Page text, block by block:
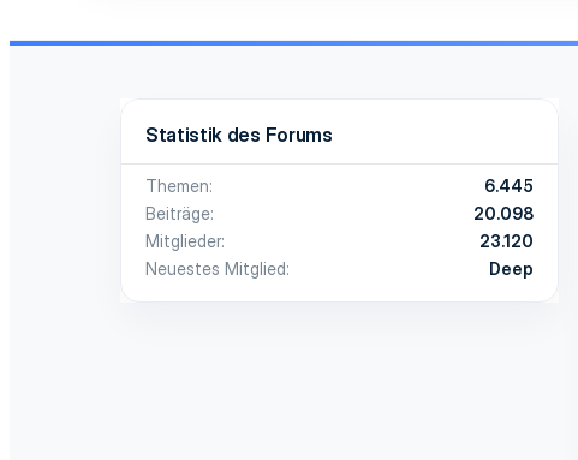
Statistik des Forums
Themen
6.445
Beiträge
20.098
Mitglieder
23.120
Neuestes Mitglied
Deep